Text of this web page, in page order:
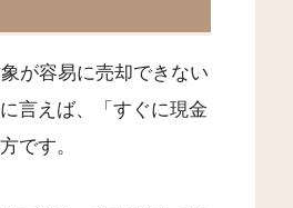
が容易に売却できない
言えば、「すぐに現金
です。